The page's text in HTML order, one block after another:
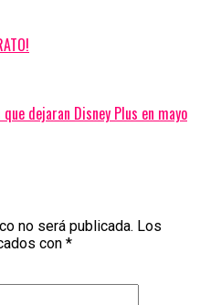
dejaran Disney Plus en mayo
no será publicada. Los
con *